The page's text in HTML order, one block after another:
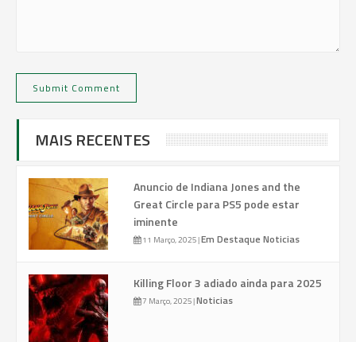
MAIS RECENTES
Anuncio de Indiana Jones and the
Great Circle para PS5 pode estar
iminente
11 Março, 2025|Em Destaque Noticias
Killing Floor 3 adiado ainda para 2025
7 Março, 2025|Noticias